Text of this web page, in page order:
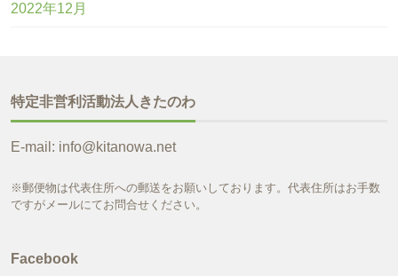
2022年12月
特定非営利活動法人きたのわ
E-mail: info@kitanowa.net
※郵便物は代表住所への郵送をお願いしております。代表住所はお手数
ですがメールにてお問合せください。
Facebook